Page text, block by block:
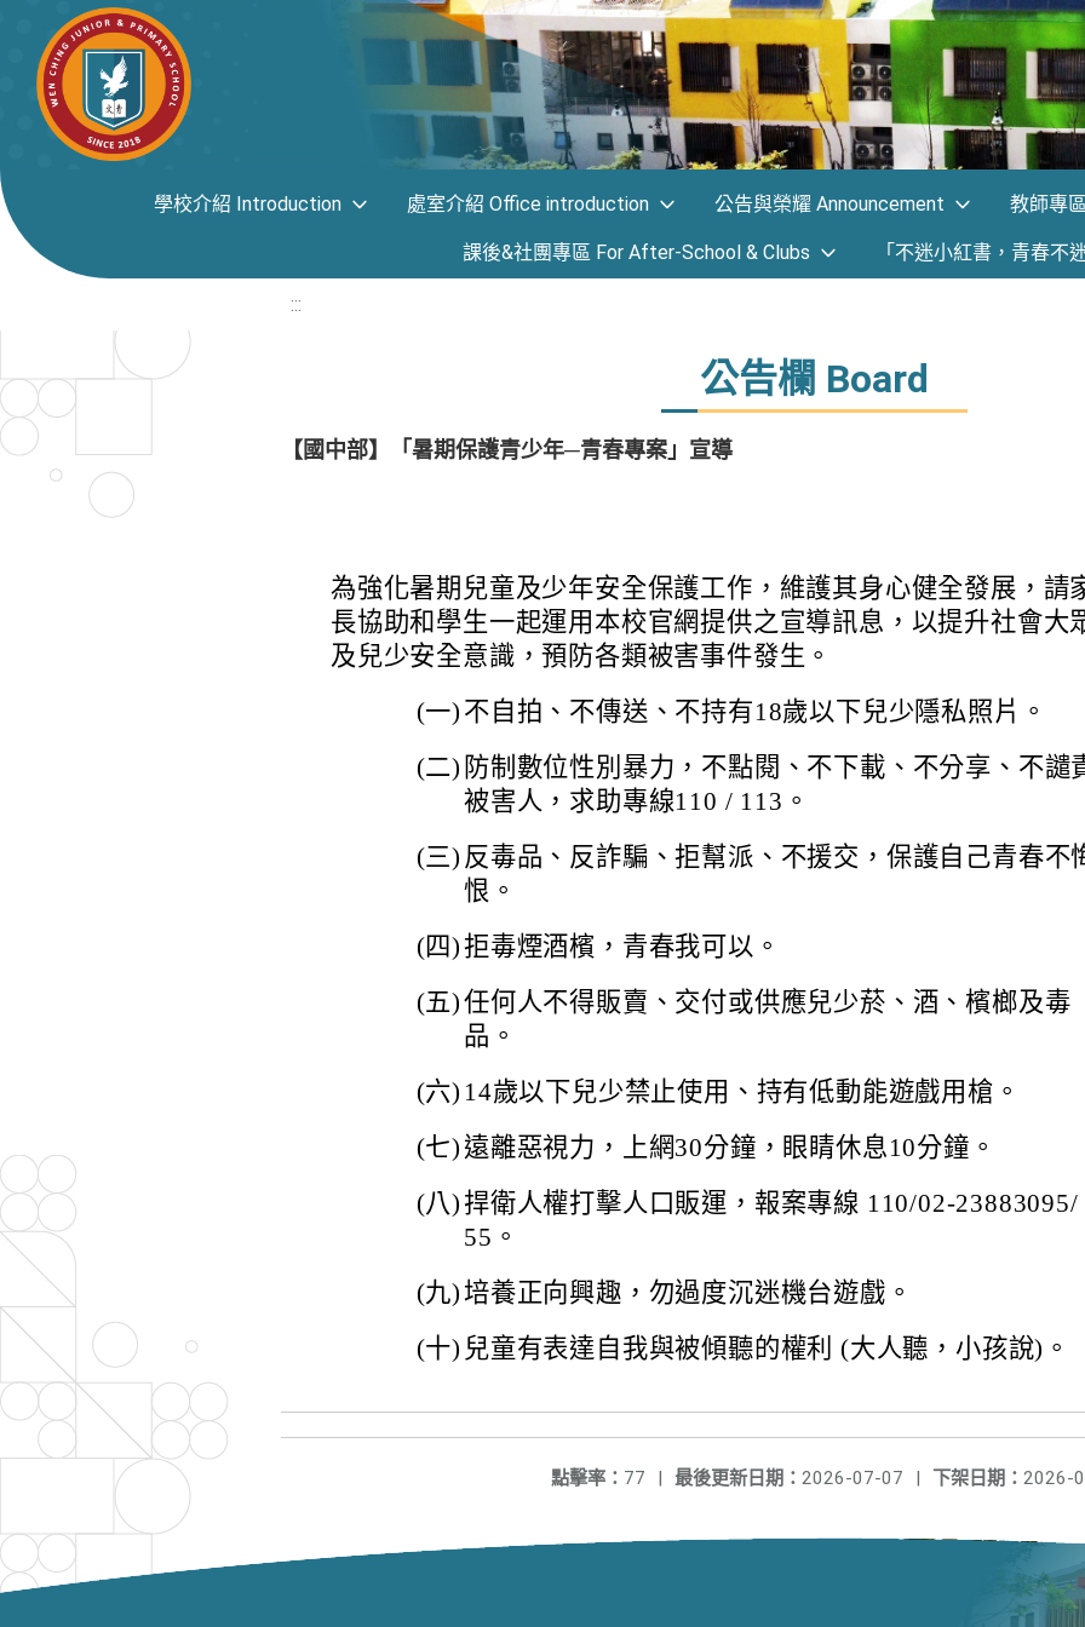
學校介紹 Introduction 處室介紹 Office introduction 公告與榮耀 Announcement 教師專
課後&社團專區 For After-School & Clubs 「不迷小紅書，青春不
:::
公告欄 Board
【國中部】「暑期保護青少年─青春專案」宣導
為強化暑期兒童及少年安全保護工作，維護其身心健全發展，請
長協助和學生一起運用本校官網提供之宣導訊息，以提升社會大
及兒少安全意識，預防各類被害事件發生。
(一) 不自拍、不傳送、不持有18歲以下兒少隱私照片。
(二) 防制數位性別暴力，不點閱、不下載、不分享、不譴
被害人，求助專線110 / 113。
(三) 反毒品、反詐騙、拒幫派、不援交，保護自己青春不
恨。
(四)拒毒煙酒檳，青春我可以。
(五)任何人不得販賣、交付或供應兒少菸、酒、檳榔及毒
品。
(六) 14歲以下兒少禁止使用、持有低動能遊戲用槍。
(七) 遠離惡視力，上網30分鐘，眼睛休息10分鐘。
(八) 捍衛人權打擊人口販運，報案專線 110/02-23883095/
55。
(九) 培養正向興趣，勿過度沉迷機台遊戲。
(十) 兒童有表達自我與被傾聽的權利 (大人聽，小孩說)。
下架日期： 2026-
最後更新日期： 2026-07-07 |
點擊率： 77 |